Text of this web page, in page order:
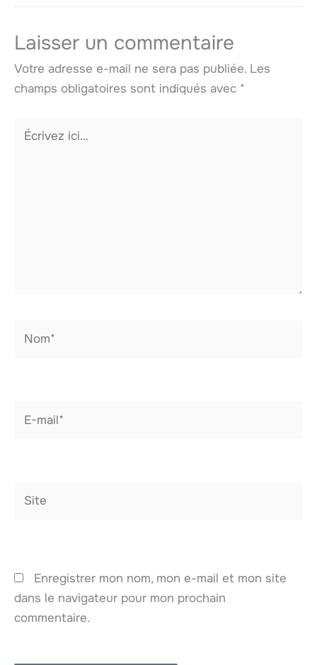
Laisser un commentaire
Votre adresse e-mail ne sera pas publiée. Les
champs obligatoires sont indiqués avec *
Écrivez
mail*
Enregistrer mon nom, mon e-mail et mon site
dans le navigateur pour mon prochain
commentaire.